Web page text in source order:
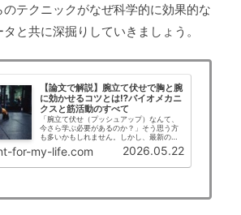
テクニックがなぜ科学的に効果的な
と共に深掘りしていきましょう。
【論文で解説】腕立て伏せで胸と腕
に効かせるコツとは⁉バイオメカニ
クスと筋活動のすべて
「腕立て伏せ（プッシュアップ）なんて、
今さら学ぶ必要があるのか？」そう思う方
も多いかもしれません。しかし、最新のス
ポーツ科学やバイオメカニクスの論文を紐
解くと、私たちがよく知る「腕立て伏せ」
for-my-life.com 2026.05.22